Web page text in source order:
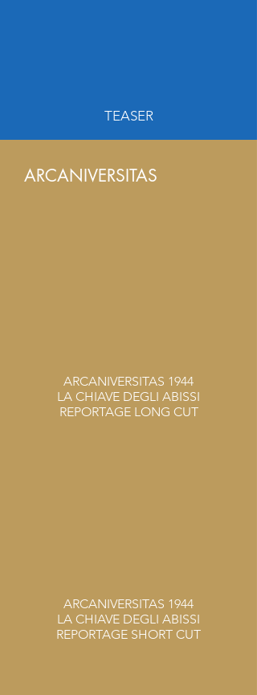
TEASER
ARCANIVERSITAS
ARCANIVERSITAS 1944
LA CHIAVE DEGLI ABISSI
REPORTAGE LONG CUT
ARCANIVERSITAS 1944
LA CHIAVE DEGLI ABISSI
REPORTAGE SHORT CUT